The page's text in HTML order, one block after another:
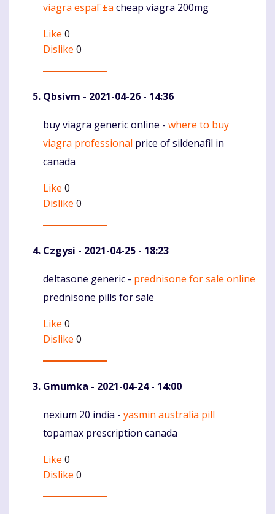
viagra espaГ±a cheap viagra 200mg
Like 0
Dislike 0
Qbsivm - 2021-04-26 - 14:36
Komentaras
buy viagra generic online - where to buy
viagra professional price of sildenafil in
canada
Like 0
Dislike 0
Czgysi - 2021-04-25 - 18:23
Komentaras
deltasone generic - prednisone for sale online
prednisone pills for sale
Like 0
Dislike 0
Gmumka - 2021-04-24 - 14:00
Komentaras
nexium 20 india - yasmin australia pill
topamax prescription canada
Like 0
Dislike 0